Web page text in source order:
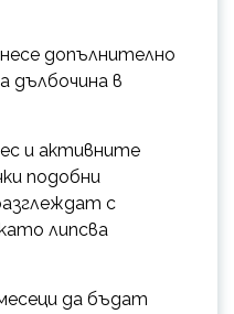
допълнително
дълбочина в
и активните
подобни
с
липсва
да бъдат